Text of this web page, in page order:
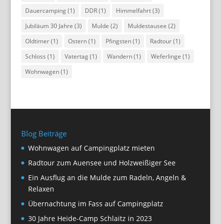
Dauercamping(1) DDR(1) Himmelfahrt(3)
Jubiläum 30 Jahre (3) Mulde (2) Muldestausee (2)
Oldtimer(1) Ostern(1) Pfingsten(1) Radtour(1)
Schloss (1) Vatertag(1) Wandern(1) Weferlinge (1)
Wohnwagen(1)
Blog Beiträge
Wohnwagen auf Campingplatz mieten
Radtour zum Auensee und Holzweißiger See
Ein Ausflug an die Mulde zum Radeln, Angeln &
Relaxen
Übernachtung im Fass auf Campingplatz
30 Jahre Heide-Camp Schlaitz in 2023